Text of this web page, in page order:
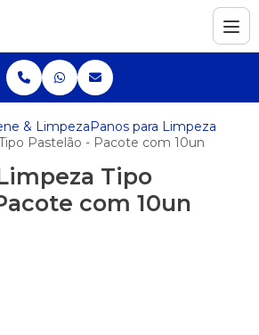
& LimpezaPanos para Limpeza
Pastelão - Pacote com 10un
Tipo
com 10un